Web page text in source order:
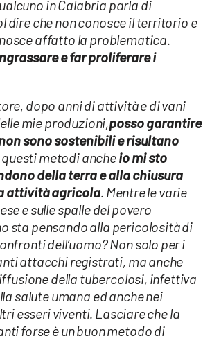
in Calabria parla di
dire che non conosce il territorio e
affatto la problematica.
e far proliferare i
dopo anni di attività e di vani
mie produzioni,posso garantire
sono sostenibili e risultano
questi metodi ancheio mi sto
della terra e alla chiusura
attività agricola. Mentre le varie
e sulle spalle del povero
sta pensando alla pericolosità di
dell’uomo? Non solo per i
attacchi registrati, ma anche
della tubercolosi, infettiva
salute umana ed anche nei
esseri viventi. Lasciare che la
forse è un buon metodo di